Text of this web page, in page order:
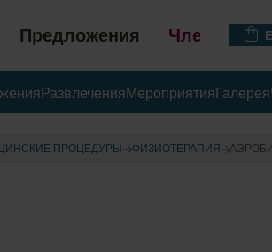
Предложения Членство
Развлечения Мероприятия Галерея
ПРОЦЕДУРЫ ФИЗИОТЕРАПИЯ